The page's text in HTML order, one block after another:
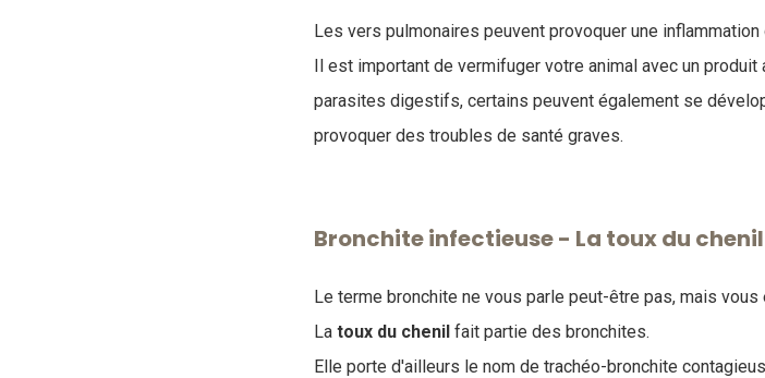
Les vers pulmonaires peuvent provoquer une inflammation
Il est important de vermifuger votre animal avec un
parasites digestifs, certains peuvent également se
provoquer des troubles de santé graves.
Bronchite infectieuse - La toux du
Le terme bronchite ne vous parle peut-être pas, mais
La toux du chenil fait partie des bronchites.
Elle porte d'ailleurs le nom de trachéo-bronchite